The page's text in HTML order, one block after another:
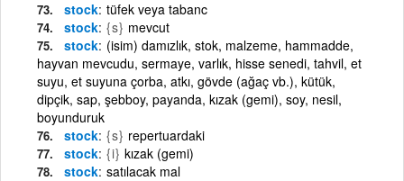
stock tüfek veya tabanc
stock {s} mevcut
stock (isim) damızlık, stok, malzeme, hammadde,
hayvan mevcudu, sermaye, varlık, hisse senedi, tahvil, et
suyu, et suyuna çorba, atkı, gövde (ağaç vb.), kütük,
dipçik, sap, şebboy, payanda, kızak (gemi), soy, nesil,
boyunduruk
stock {s} repertuardaki
stock {i} kızak (gemi)
stock satılacak mal